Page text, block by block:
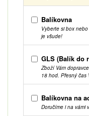
Balíkovna
Vyberte si box
je všude!
GLS (Balík do
Zboží Vám
18 hod. Přesný čas
Balíkovna na
Doručíme i na vámi